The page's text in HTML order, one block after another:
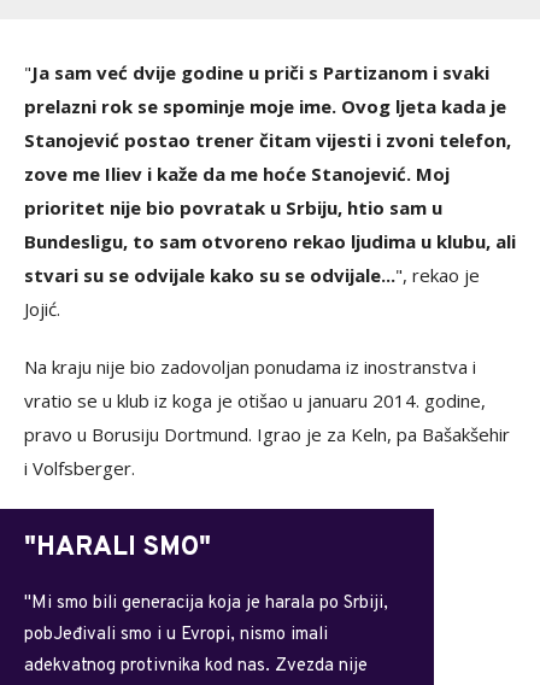
"Ja sam već dvije godine u priči s Partizanom i svaki
prelazni rok se spominje moje ime. Ovog ljeta kada je
Stanojević postao trener čitam vijesti i zvoni telefon,
zove me Iliev i kaže da me hoće Stanojević. Moj
prioritet nije bio povratak u Srbiju, htio sam u
Bundesligu, to sam otvoreno rekao ljudima u klubu, ali
stvari su se odvijale kako su se odvijale...", rekao je
Jojić.
Na kraju nije bio zadovoljan ponudama iz inostranstva i
vratio se u klub iz koga je otišao u januaru 2014. godine,
pravo u Borusiju Dortmund. Igrao je za Keln, pa Bašakšehir
i Volfsberger.
"HARALI SMO"
"Mi smo bili generacija koja je harala po Srbiji,
pobJeđivali smo i u Evropi, nismo imali
adekvatnog protivnika kod nas. Zvezda nije